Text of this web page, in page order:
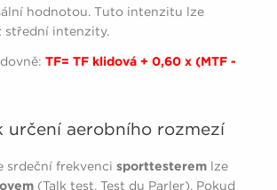
hodnotou. Tuto intenzitu lze
střední intenzity.
TF= TF klidová + 0,60 x (MTF -
určení aerobního rozmezí
srdeční frekvenci sporttesterem lze
(Talk test, Test du Parler). Pokud